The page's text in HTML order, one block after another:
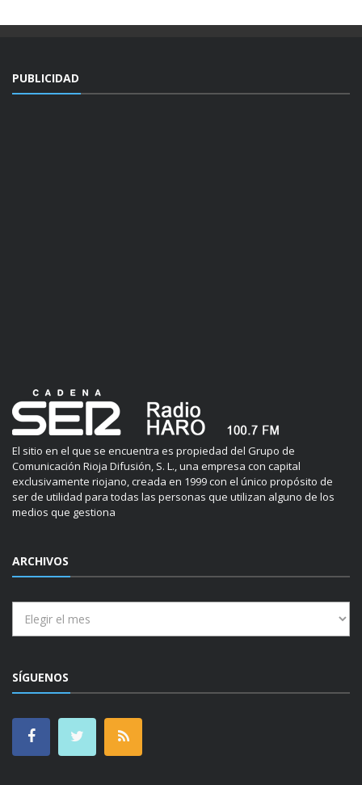
PUBLICIDAD
El sitio en el que se encuentra es propiedad del Grupo de
Comunicación Rioja Difusión, S. L., una empresa con capital
exclusivamente riojano, creada en 1999 con el único propósito de
ser de utilidad para todas las personas que utilizan alguno de los
medios que gestiona
ARCHIVOS
SÍGUENOS